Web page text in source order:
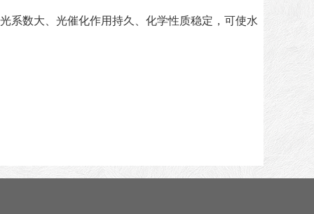
系数大、光催化作用持久、化学性质稳定，可使水